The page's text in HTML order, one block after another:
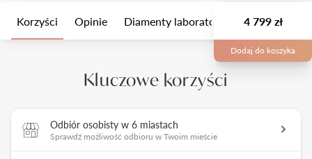
Korzyści Opinie Diamenty laboratoryjne Wielkość
4 799 zł
Dodaj do koszyka
Kluczowe korzyści
Odbiór osobisty w 6 miastach
Sprawdź możliwość odbioru w Twoim mieście